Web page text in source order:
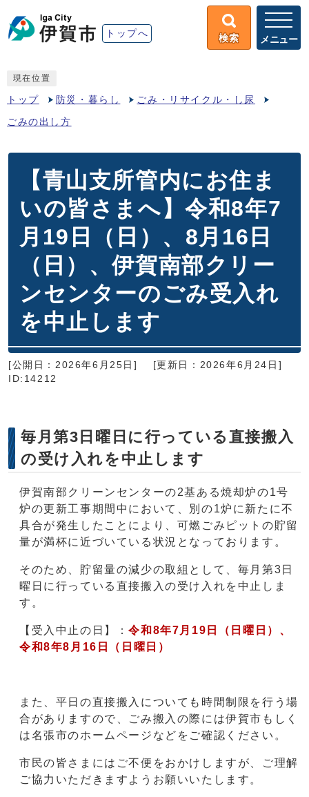
トップへ 検索 メニュー
現在位置
トップ 防災・暮らし ごみ・リサイクル・し尿
ごみの出し方
【青山支所管内にお住ま
いの皆さまへ】令和8年7
月19日（日）、8月16日
（日）、伊賀南部クリー
ンセンターのごみ受入れ
を中止します
[公開日：2026年6月25日]
[更新日：2026年6月24日]
ID:14212
毎月第3日曜日に行っている直接搬入
の受け入れを中止します
伊賀南部クリーンセンターの2基ある焼却炉の1号
炉の更新工事期間中において、別の1炉に新たに不
具合が発生したことにより、可燃ごみピットの貯留
量が満杯に近づいている状況となっております。
そのため、貯留量の減少の取組として、毎月第3日
曜日に行っている直接搬入の受け入れを中止しま
す。
【受入中止の日】：令和8年7月19日（日曜日）、
令和8年8月16日（日曜日）
また、平日の直接搬入についても時間制限を行う場
合がありますので、ごみ搬入の際には伊賀市もしく
は名張市のホームページなどをご確認ください。
市民の皆さまにはご不便をおかけしますが、ご理解
ご協力いただきますようお願いいたします。